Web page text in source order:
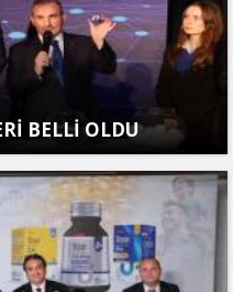
BELLİ OLDU